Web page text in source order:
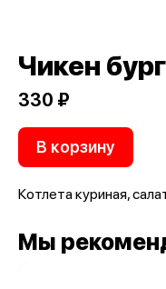
Чикен
330 ₽
В корзину
Котлета куриная,
Мы